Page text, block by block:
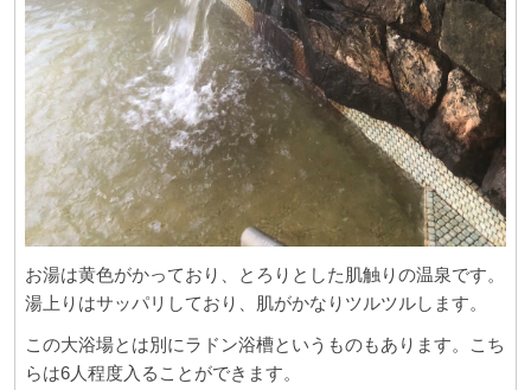
お湯は黄色がかっており、とろりとした肌触りの温泉です。
湯上りはサッパリしており、肌がかなりツルツルします。
この大浴場とは別にラドン浴槽というものもあります。こち
らは6人程度入ることができます。